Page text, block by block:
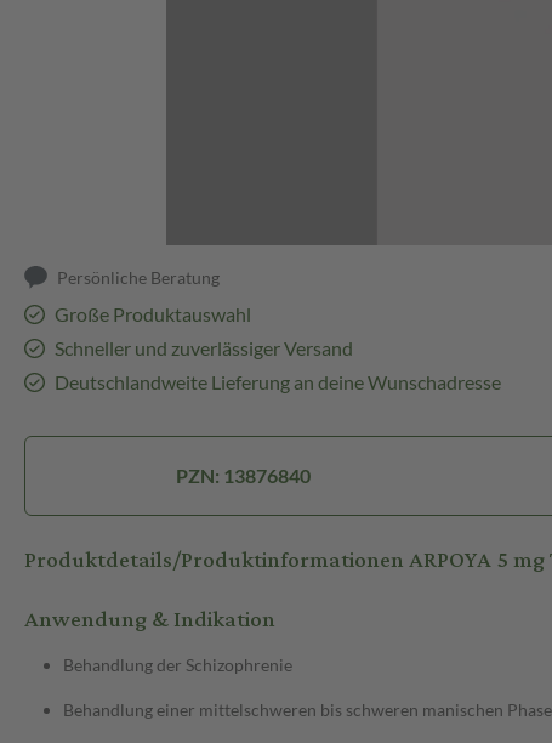
Persönliche Beratung
Große Produktauswahl
Schneller und zuverlässiger Versand
Deutschlandweite Lieferung an deine Wunschadresse
PZN: 13876840
Produktdetails/Produktinformationen ARPOYA 5 mg
Anwendung & Indikation
Behandlung der Schizophrenie
Behandlung einer mittelschweren bis schweren manischen